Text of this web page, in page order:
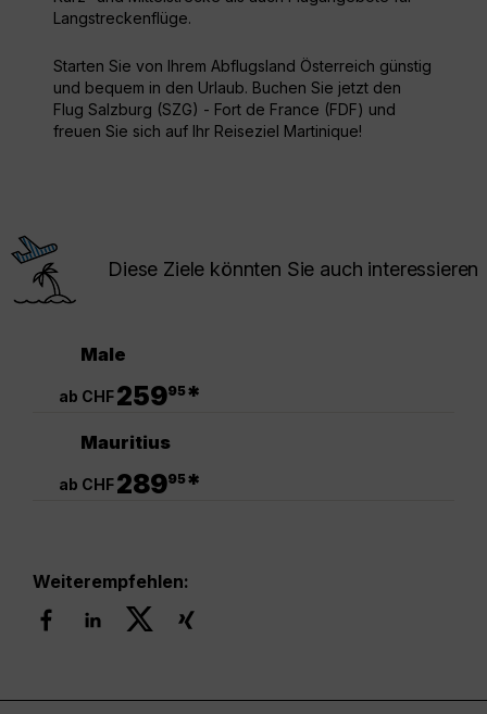
Langstreckenflüge.
Starten Sie von Ihrem Abflugsland Österreich günstig
und bequem in den Urlaub. Buchen Sie jetzt den
Flug Salzburg (SZG) - Fort de France (FDF) und
freuen Sie sich auf Ihr Reiseziel Martinique!
Diese Ziele könnten Sie auch interessieren
Male
ab CHF25995*
Mauritius
ab CHF28995*
Weiterempfehlen: